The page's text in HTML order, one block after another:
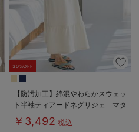
30%OFF
【防汚加工】綿混やわらかスウェッ
ト半袖ティアードネグリジェ マタ
ニティ・産後【出産後も長く使え
る】
￥3,492 税込